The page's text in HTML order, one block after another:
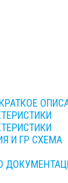
КРАТКОЕ
И ГР СХЕМА